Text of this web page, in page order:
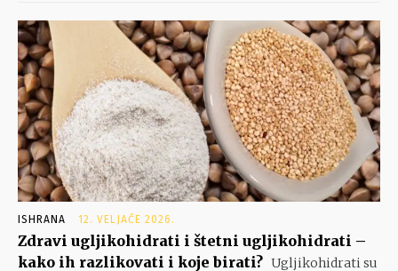
ISHRANA 12. VELJAČE 2026.
Zdravi ugljikohidrati i štetni ugljikohidrati –
kako ih razlikovati i koje birati? Ugljikohidrati su